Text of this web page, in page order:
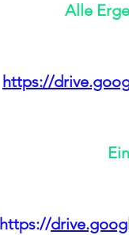
Alle
https://
https://